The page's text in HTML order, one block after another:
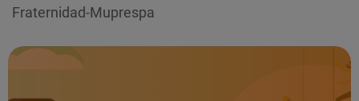
Fraternidad-Muprespa